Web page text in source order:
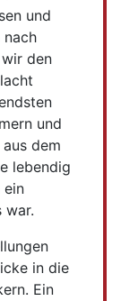
und
nach
den
und
dem
lebendig
ein
war.
in die
Ein